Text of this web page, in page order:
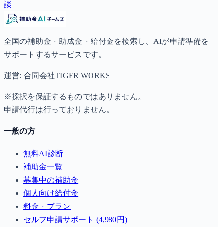
談
全国の補助金・助成金・給付金を検索し、AIが申請準備を
サポートするサービスです。
運営: 合同会社TIGER WORKS
※採択を保証するものではありません。
申請代行は行っておりません。
一般の方
無料AI診断
補助金一覧
募集中の補助金
個人向け給付金
料金・プラン
セルフ申請サポート (4,980円)